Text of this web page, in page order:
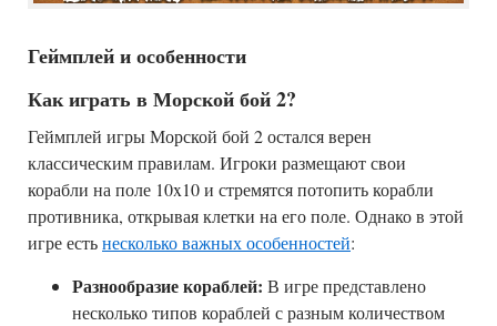
Геймплей и особенности
Как играть в Морской бой 2?
Геймплей игры Морской бой 2 остался верен
классическим правилам. Игроки размещают свои
корабли на поле 10x10 и стремятся потопить корабли
противника, открывая клетки на его поле. Однако в этой
игре естьнесколько важных особенностей:
Разнообразие кораблей: В игре представлено
несколько типов кораблей с разным количеством